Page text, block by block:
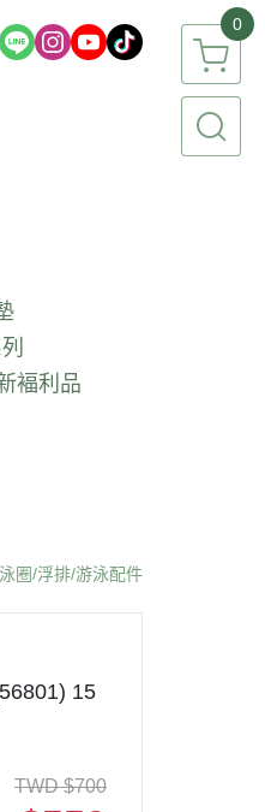
0
褔利品
圈/浮排/游泳配件
15
TWD $700